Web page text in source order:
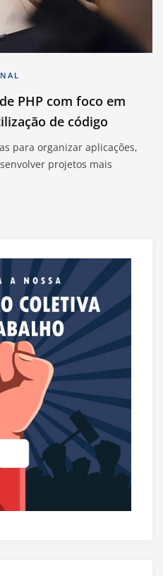
PHP com foco em
de código
para organizar aplicações,
projetos mais